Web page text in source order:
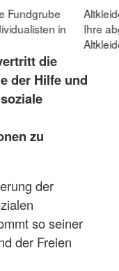
Fundgrube
in
Ihre
die
der Hilfe und
zu
der
so seiner
der Freien